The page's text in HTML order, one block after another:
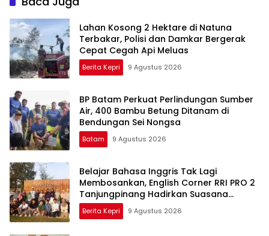
Lahan Kosong 2 Hektare di Natuna
Terbakar, Polisi dan Damkar Bergerak
Cepat Cegah Api Meluas
Berita Kepri 9 Agustus 2026
BP Batam Perkuat Perlindungan Sumber
Air, 400 Bambu Betung Ditanam di
Bendungan Sei Nongsa
Batam 9 Agustus 2026
Belajar Bahasa Inggris Tak Lagi
Membosankan, English Corner RRI PRO 2
Tanjungpinang Hadirkan Suasana
Interaktif
Berita Kepri 9 Agustus 2026